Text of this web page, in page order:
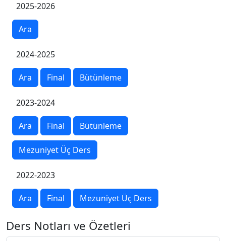
2025-2026
Ara
2024-2025
Ara Final Bütünleme
2023-2024
Ara Final Bütünleme
Mezuniyet Üç Ders
2022-2023
Ara Final Mezuniyet Üç Ders
Ders Notları ve Özetleri